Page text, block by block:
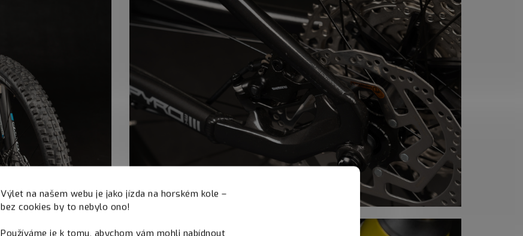
Výlet na našem webu je jako jízda na horském kole –
bez cookies by to nebylo ono!
Používáme je k tomu, abychom vám mohli nabídnout